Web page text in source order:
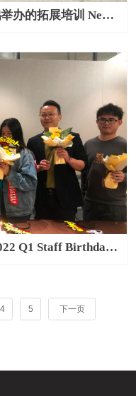
的拓展培训 New
in 2019.
4 5 下一页